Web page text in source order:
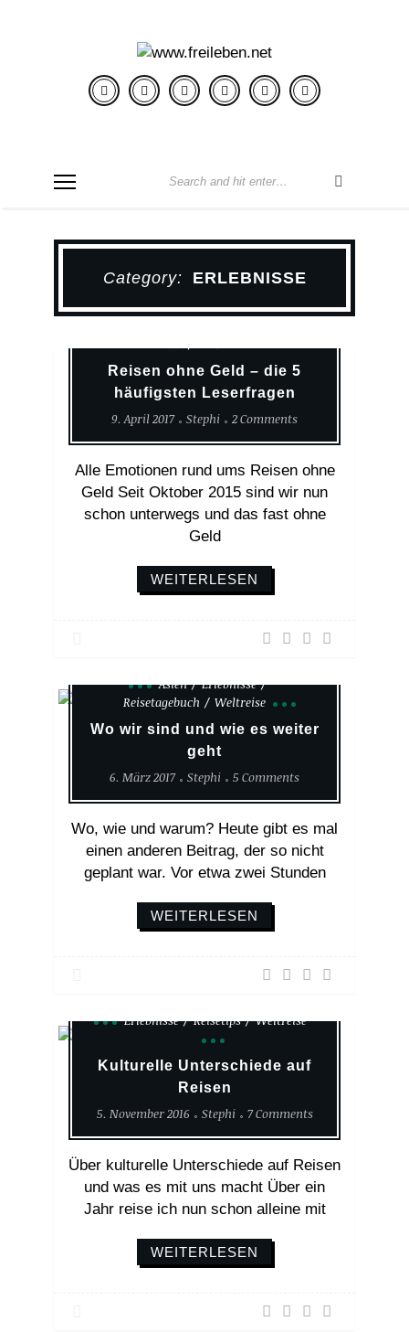
Category: ERLEBNISSE
Reisen ohne Geld – die 5
häufigsten Leserfragen
9. April 2017 Stephi 2 Comments
Alle Emotionen rund ums Reisen ohne
Geld Seit Oktober 2015 sind wir nun
schon unterwegs und das fast ohne
Geld
WEITERLESEN
Asien
Erlebnisse
Reisetagebuch
Weltreise
Wo wir sind und wie es weiter
geht
6. März 2017 Stephi 5 Comments
Wo, wie und warum? Heute gibt es mal
einen anderen Beitrag, der so nicht
geplant war. Vor etwa zwei Stunden
WEITERLESEN
Erlebnisse Reisetips Weltreise
Kulturelle Unterschiede auf
Reisen
5. November 2016 Stephi 7 Comments
Über kulturelle Unterschiede auf Reisen
und was es mit uns macht Über ein
Jahr reise ich nun schon alleine mit
WEITERLESEN